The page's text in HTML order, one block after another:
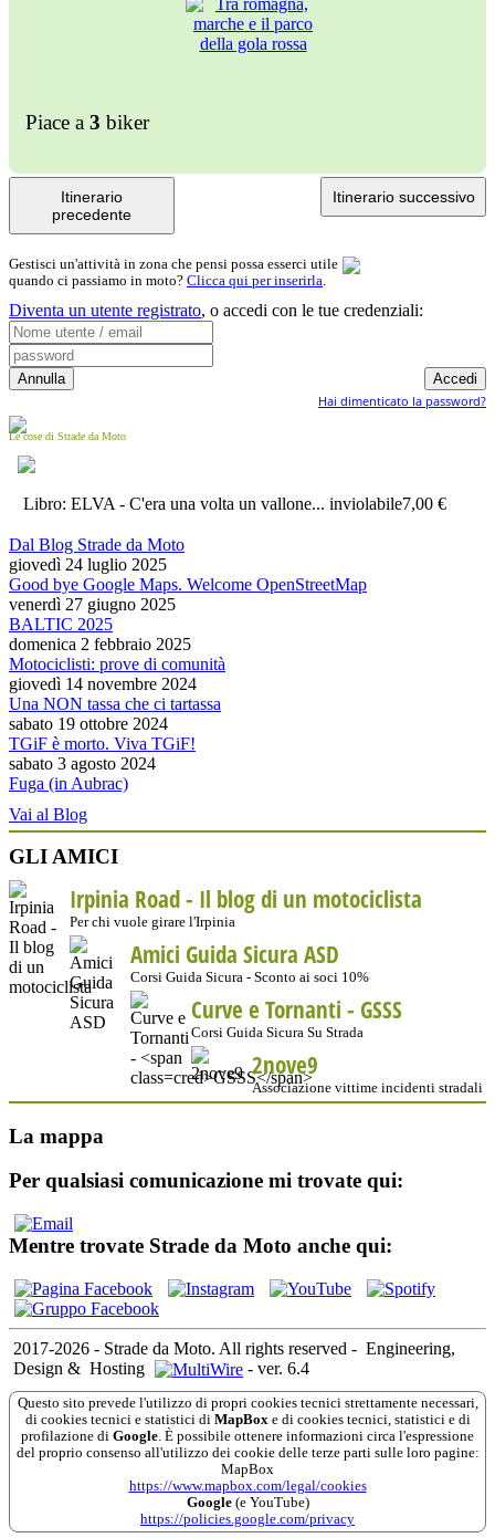
Piace a 3 biker
Itinerario
precedente
Itinerario successivo
Gestisci un'attività in zona che pensi possa esserci utile
quando ci passiamo in moto? Clicca qui per inserirla.
Diventa un utente registrato, o accedi con le tue credenziali:
Hai dimenticato la password?
Le cose di Strade da Moto
Libro: ELVA - C'era una volta un vallone... inviolabile7,00 €
Dal Blog Strade da Moto
giovedì 24 luglio 2025
Good bye Google Maps. Welcome OpenStreetMap
venerdì 27 giugno 2025
BALTIC 2025
domenica 2 febbraio 2025
Motociclisti: prove di comunità
giovedì 14 novembre 2024
Una NON tassa che ci tartassa
sabato 19 ottobre 2024
TGiF è morto. Viva TGiF!
sabato 3 agosto 2024
Fuga (in Aubrac)
Vai al Blog
GLI AMICI
Irpinia Road - Il blog di un motociclista
Per chi vuole girare l'Irpinia
Amici Guida Sicura ASD
Corsi Guida Sicura - Sconto ai soci 10%
Curve e Tornanti - GSSS
Corsi Guida Sicura Su Strada
2nove9
Associazione vittime incidenti stradali
La mappa
Per qualsiasi comunicazione mi trovate qui:
Mentre trovate Strade da Moto anche qui:
2017-2026 - Strade da Moto. All rights reserved - Engineering,
Design & Hosting - ver. 6.4
Questo sito prevede l'utilizzo di propri cookies tecnici strettamente necessari,
di cookies tecnici e statistici di MapBoxe di cookies tecnici, statistici e di
profilazione di Google. È possibile ottenere informazioni circa l'espressione
del proprio consenso all'utilizzo dei cookie delle terze parti sulle loro pagine:
MapBox
https://www.mapbox.com/legal/cookies
Google(e YouTube)
https://policies.google.com/privacy